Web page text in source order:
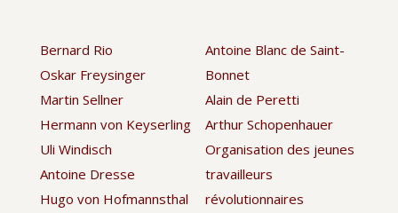
Bernard Rio
Oskar Freysinger
Martin Sellner
Hermann von Keyserling
Uli Windisch
Antoine Dresse
Hugo von Hofmannsthal
Antoine Blanc de Saint-
Bonnet
Alain de Peretti
Arthur Schopenhauer
Organisation des jeunes
travailleurs
révolutionnaires